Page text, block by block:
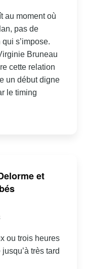
au moment où
pas de
s’impose.
Bruneau
cette relation
un début digne
le timing
et
ou trois heures
très tard